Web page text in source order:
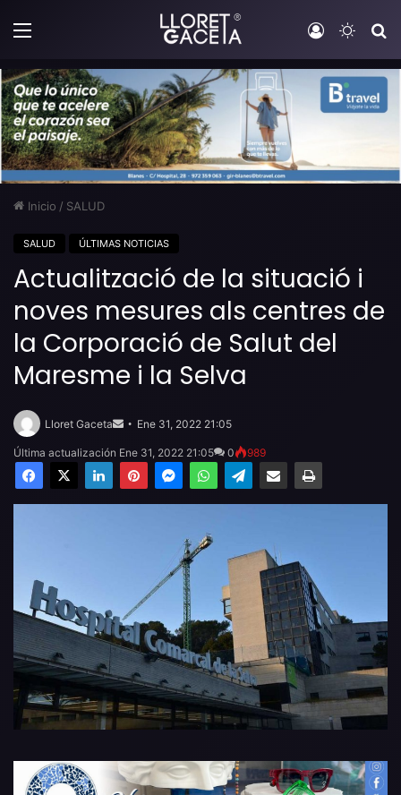
Menú Iniciar
Inicio / SALUD
SALUD ÚLTIMAS NOTICIAS
Actualització de la situació i
noves mesures als centres de
la Corporació de Salut del
Maresme i la Selva
Lloret Gaceta
email
Ene 31, 2022 21:05
Última actualización Ene 31, 2022 21:05 0 989
Facebook
X LinkedInPinterestMessengerWhatsAppTelegramCompartir por email Imprimir